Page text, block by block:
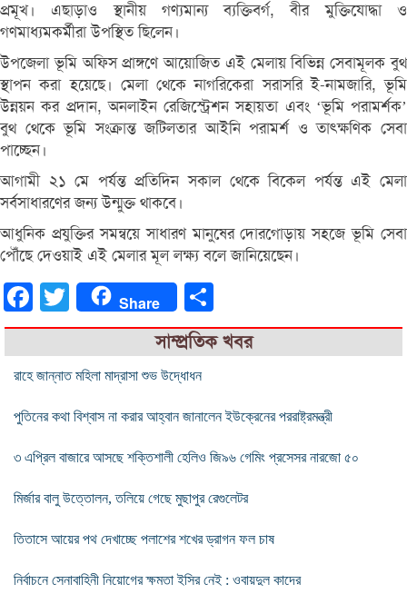
প্রমূখ। এছাড়াও স্থানীয় গণ্যমান্য ব্যক্তিবর্গ, বীর মুক্তিযোদ্ধা ও
গণমাধ্যমকর্মীরা উপস্থিত ছিলেন।
উপজেলা ভূমি অফিস প্রাঙ্গণে আয়োজিত এই মেলায় বিভিন্ন সেবামূলক বুথ
স্থাপন করা হয়েছে। মেলা থেকে নাগরিকেরা সরাসরি ই-নামজারি, ভূমি
উন্নয়ন কর প্রদান, অনলাইন রেজিস্ট্রেশন সহায়তা এবং ‘ভূমি পরামর্শক’
বুথ থেকে ভূমি সংক্রান্ত জটিলতার আইনি পরামর্শ ও তাৎক্ষণিক সেবা
পাচ্ছেন।
আগামী ২১ মে পর্যন্ত প্রতিদিন সকাল থেকে বিকেল পর্যন্ত এই মেলা
সর্বসাধারণের জন্য উন্মুক্ত থাকবে।
আধুনিক প্রযুক্তির সমন্বয়ে সাধারণ মানুষের দোরগোড়ায় সহজে ভূমি সেবা
পৌঁছে দেওয়াই এই মেলার মূল লক্ষ্য বলে জানিয়েছেন।
FacebookTwitter Share
সাম্প্রতিক খবর
রাহে জান্নাত মহিলা মাদ্রাসা শুভ উদ্ধোধন
পুতিনের কথা বিশ্বাস না করার আহ্বান জানালেন ইউক্রেনের পররাষ্ট্রমন্ত্রী
৩ এপ্রিল বাজারে আসছে শক্তিশালী হেলিও জি৯৬ গেমিং প্রসেসর নারজো ৫০
মির্জার বালু উত্তোলন, তলিয়ে গেছে মুছাপুর রেগুলেটর
তিতাসে আয়ের পথ দেখাচ্ছে পলাশের শখের ড্রাগন ফল চাষ
নির্বাচনে সেনাবাহিনী নিয়োগের ক্ষমতা ইসির নেই : ওবায়দুল কাদের